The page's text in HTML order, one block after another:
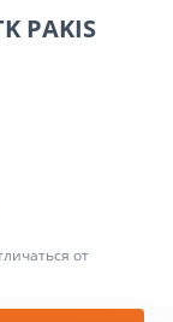
PAKIS
от